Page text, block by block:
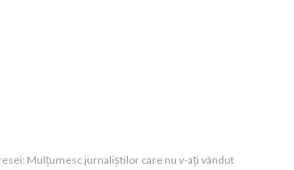
Mulțumesc jurnaliștilor care nu v-ați vândut